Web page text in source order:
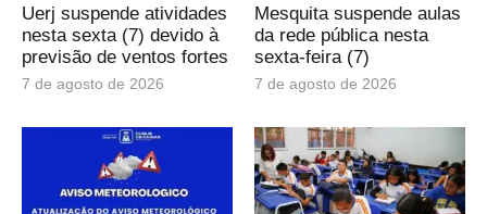
Uerj suspende atividades
nesta sexta (7) devido à
previsão de ventos fortes
7 de agosto de 2026
Mesquita suspende aulas
da rede pública nesta
sexta-feira (7)
7 de agosto de 2026